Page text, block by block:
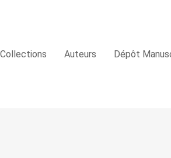
Collections Auteurs Dépôt